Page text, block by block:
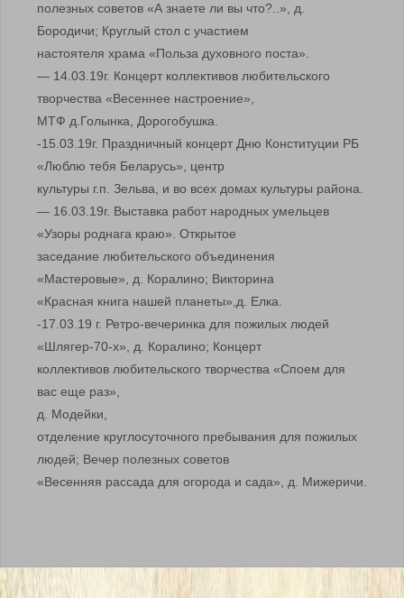
полезных советов «А знаете ли вы что?..», д.
Бородичи; Круглый стол с участием
настоятеля храма «Польза духовного поста».
— 14.03.19г. Концерт коллективов любительского
творчества «Весеннее настроение»,
МТФ д.Голынка, Дорогобушка.
-15.03.19г. Праздничный концерт Дню Конституции РБ
«Люблю тебя Беларусь», центр
культуры г.п. Зельва, и во всех домах культуры района.
— 16.03.19г. Выставка работ народных умельцев
«Узоры роднага краю». Открытое
заседание любительского объединения
«Мастеровые», д. Коралино; Викторина
«Красная книга нашей планеты»,д. Елка.
-17.03.19 г. Ретро-вечеринка для пожилых людей
«Шлягер-70-х», д. Коралино; Концерт
коллективов любительского творчества «Споем для
вас еще раз»,
д. Модейки,
отделение круглосуточного пребывания для пожилых
людей; Вечер полезных советов
«Весенняя рассада для огорода и сада», д. Мижеричи.